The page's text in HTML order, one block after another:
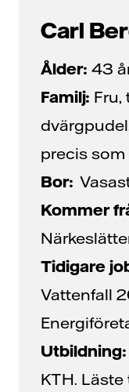
Carl
Ålder: 43
Familj: Fru,
precis som
Bor:
Kommer
Tidigare
Vattenfall
Utbildning:
KTH.